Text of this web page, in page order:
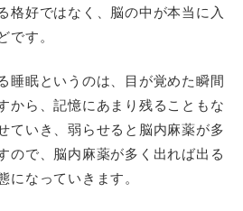
格好ではなく、脳の中が本当に入
す。
睡眠というのは、目が覚めた瞬間
から、記憶にあまり残ることもな
ていき、弱らせると脳内麻薬が多
ので、脳内麻薬が多く出れば出る
なっていきます。